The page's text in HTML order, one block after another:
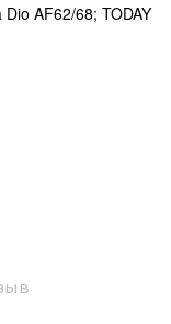
AF62/68; TODAY